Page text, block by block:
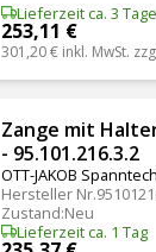
Lieferzeit ca. 3 Tage
253,11 €
301,20 € inkl. MwSt.
Zange mit
- 95.101.216.3.2
OTT-JAKOB
Hersteller Nr.
Zustand:Neu
Lieferzeit ca. 1 Tag